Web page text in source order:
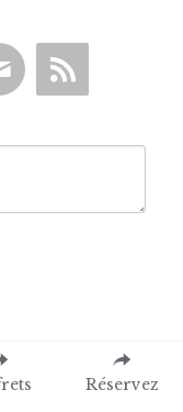
Réservez